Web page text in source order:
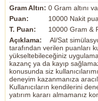
Gram Altın: 0 Gram altını
Puan:
10000 Nakit
T. Puan:
10000 Gram &
Açıklama:
Al/Sat
tarafından verilen puanları
yükseltebileceğiniz
kazanç ya da kayıp
konusunda siz
deneyim kazanmanıza
Kullanıcıların kendilerini
yatırım kararı almamanız